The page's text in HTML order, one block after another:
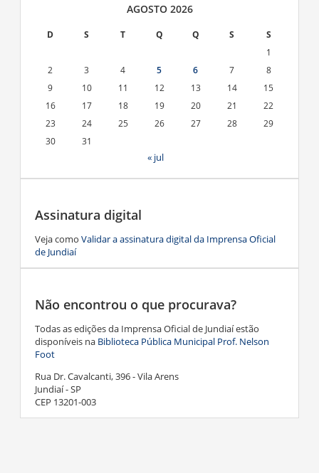
AGOSTO 2026
D S T Q Q S
S
1
2
3 4 5 6 7
8
9
10 11 12 13 14
15
16
17 18 19 20 21
22
23
24 25 26 27 28
29
30
31
« jul
Assinatura digital
Veja como Validar a assinatura digital da Imprensa Oficial
de Jundiaí
Não encontrou o que procurava?
Todas as edições da Imprensa Oficial de Jundiaí estão
disponíveis na Biblioteca Pública Municipal Prof. Nelson
Foot
Rua Dr. Cavalcanti, 396 - Vila Arens
Jundiaí - SP
CEP 13201-003